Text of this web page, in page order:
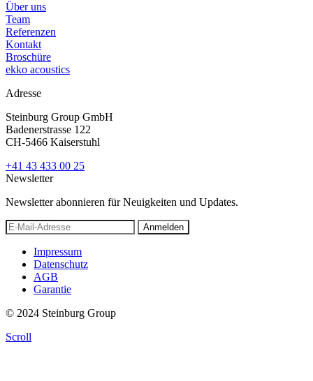
Über uns
Team
Referenzen
Kontakt
Broschüre
ekko acoustics
Adresse
Steinburg Group GmbH
Badenerstrasse 122
CH-5466 Kaiserstuhl
+41 43 433 00 25
Newsletter
Newsletter abonnieren für Neuigkeiten und Updates.
Anmelden
Impressum
Datenschutz
AGB
Garantie
© 2024 Steinburg Group
Scroll